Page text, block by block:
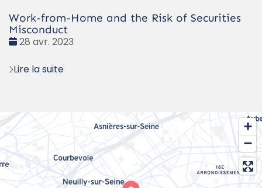
Work-from-Home and the Risk of Securities
Misconduct
Date
28 avr. 2023
Lire la suite